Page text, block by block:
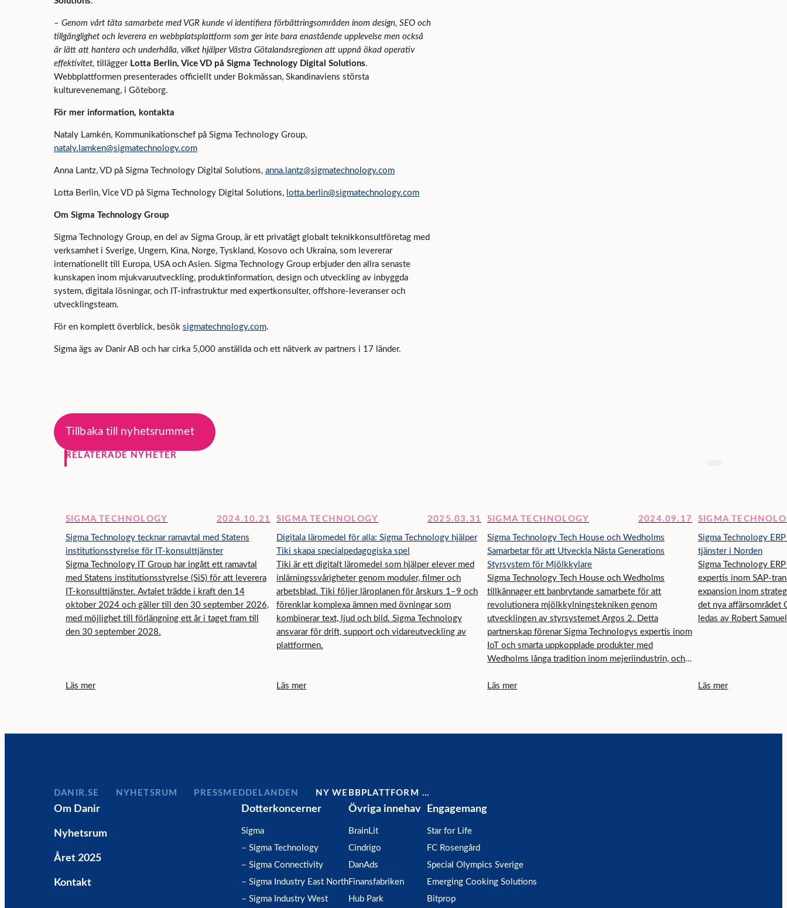
– Genom vårt täta samarbete med VGR kunde vi identifiera förbättringsområden inom design, SEO och
tillgänglighet och leverera en webbplatsplattform som ger inte bara enastående upplevelse men också
är lätt att hantera och underhålla, vilket hjälper Västra Götalandsregionen att uppnå ökad operativ
effektivitet, tillägger Lotta Berlin, Vice VD på Sigma Technology Digital Solutions.
Webbplattformen presenterades officiellt under Bokmässan, Skandinaviens största
kulturevenemang, i Göteborg.
För mer information, kontakta
Nataly Lamkén, Kommunikationschef på Sigma Technology Group,
nataly.lamken@sigmatechnology.com
Anna Lantz, VD på Sigma Technology Digital Solutions, anna.lantz@sigmatechnology.com
Lotta Berlin, Vice VD på Sigma Technology Digital Solutions, lotta.berlin@sigmatechnology.com
Om Sigma Technology Group
Sigma Technology Group, en del av Sigma Group, är ett privatägt globalt teknikkonsultföretag med
verksamhet i Sverige, Ungern, Kina, Norge, Tyskland, Kosovo och Ukraina, som levererar
internationellt till Europa, USA och Asien. Sigma Technology Group erbjuder den allra senaste
kunskapen inom mjukvaruutveckling, produktinformation, design och utveckling av inbyggda
system, digitala lösningar, och IT-infrastruktur med expertkonsulter, offshore-leveranser och
utvecklingsteam.
För en komplett överblick, besök sigmatechnology.com.
Sigma ägs av Danir AB och har cirka 5,000 anställda och ett nätverk av partners i 17 länder.
Tillbaka till nyhetsrummet
RELATERADE NYHETER
SIGMA TECHNOLOGY 2024.10.21
Sigma Technology tecknar ramavtal med Statens
institutionsstyrelse för IT-konsulttjänster
Sigma Technology IT Group har ingått ett ramavtal
med Statens institutionsstyrelse (SiS) för att leverera
IT-konsulttjänster. Avtalet trädde i kraft den 14
oktober 2024 och gäller till den 30 september 2026,
med möjlighet till förlängning ett år i taget fram till
den 30 september 2028.
Läs mer
SIGMA TECHNOLOGY 2025.03.31
Digitala läromedel för alla: Sigma Technology hjälper
Tiki skapa specialpedagogiska spel
Tiki är ett digitalt läromedel som hjälper elever med
inlärningssvårigheter genom moduler, filmer och
arbetsblad. Tiki följer läroplanen för årskurs 1–9 och
förenklar komplexa ämnen med övningar som
kombinerar text, ljud och bild. Sigma Technology
ansvarar för drift, support och vidareutveckling av
plattformen.
Läs mer
SIGMA TECHNOLOGY 2024.09.17
Sigma Technology Tech House och Wedholms
Samarbetar för att Utveckla Nästa Generations
Styrsystem för Mjölkkylare
Sigma Technology Tech House och Wedholms
tillkännager ett banbrytande samarbete för att
revolutionera mjölkkylningstekniken genom
utvecklingen av styrsystemet Argos 2. Detta
partnerskap förenar Sigma Technologys expertis inom
IoT och smarta uppkopplade produkter med
Wedholms långa tradition inom mejeriindustrin, och
mjölkkylningsteknik.
Läs mer
SIGMA
Sigma Technology
tjänster i Norden
Sigma Technology
expertis inom SAP-
expansion inom
det nya affärsområdet
ledas av Robert
Läs mer
DANIR NYHETSRUM PRESSMEDDELANDEN NY WEBBPLATTFORM …
Om Danir
Nyhetsrum
Året 2025
Kontakt
Dotterkoncerner
Sigma
– Sigma Technology
– Sigma Connectivity
– Sigma Industry East North
– Sigma Industry West
Övriga innehav
BrainLit
Cindrigo
DanAds
Finansfabriken
Hub Park
Engagemang
Star for Life
FC Rosengård
Special Olympics Sverige
Emerging Cooking Solutions
Bitprop